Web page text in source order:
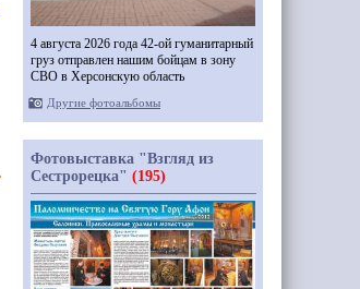
4 августа 2026 года 42-ой гуманитарный
груз отправлен нашим бойцам в зону
СВО в Херсонскую область
Другие фотоальбомы
Фотовыставка "Взгляд из
Сестрорецка" (195)